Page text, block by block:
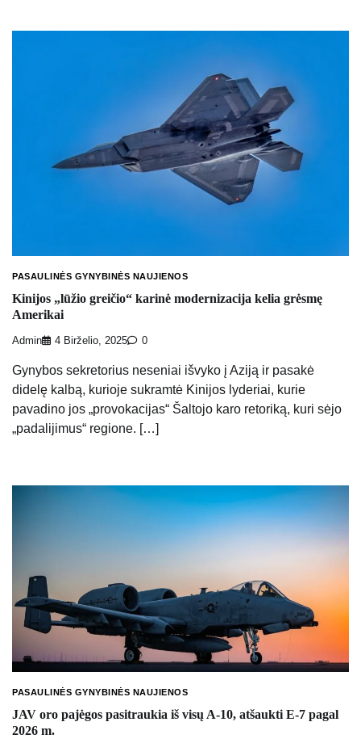
PASAULINĖS GYNYBINĖS NAUJIENOS
Kinijos „lūžio greičio“ karinė modernizacija kelia grėsmę
Amerikai
Admin 4 Birželio, 2025 0
Gynybos sekretorius neseniai išvyko į Aziją ir pasakė
didelę kalbą, kurioje sukramtė Kinijos lyderiai, kurie
pavadino jos „provokacijas“ Šaltojo karo retoriką, kuri sėjo
„padalijimus“ regione. […]
PASAULINĖS GYNYBINĖS NAUJIENOS
JAV oro pajėgos pasitraukia iš visų A-10, atšaukti E-7 pagal
2026 m.